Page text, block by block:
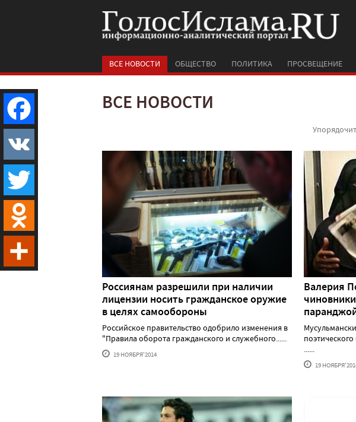
ВСЕ НОВОСТИ ОБЩЕСТВО ПОЛИТИКА ПРОСВЕЩЕНИЕ
ВСЕ НОВОСТИ
Россиянам разрешили при наличии
лицензии носить гражданское оружие
в целях самообороны
Российское правительство одобрило изменения в
"Правила оборота гражданского и служебного......
19 НОЯБРЯ'2014
Валерия
......
19
Facebook
VK
Twitter
Odnoklassniki